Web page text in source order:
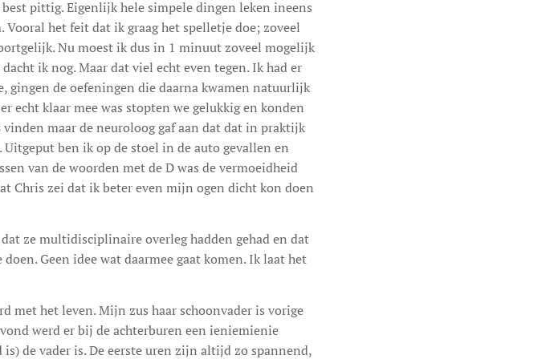
pittig. Eigenlijk hele simpele dingen leken ineens
het feit dat ik graag het spelletje doe; zoveel
Nu moest ik dus in 1 minuut zoveel mogelijk
ik nog. Maar dat viel echt even tegen. Ik had er
gingen de oefeningen die daarna kwamen natuurlijk
echt klaar mee was stopten we gelukkig en konden
maar de neuroloog gaf aan dat dat in praktijk
ben ik op de stoel in de auto gevallen en
van de woorden met de D was de vermoeidheid
Chris zei dat ik beter even mijn ogen dicht kon doen
ze multidisciplinaire overleg hadden gehad en dat
Geen idee wat daarmee gaat komen. Ik laat het
met het leven. Mijn zus haar schoonvader is vorige
werd er bij de achterburen een ieniemienie
de vader is. De eerste uren zijn altijd zo spannend,